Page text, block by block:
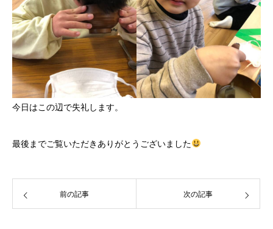
今日はこの辺で失礼します。
最後までご覧いただきありがとうございました
前の記事 次の記事